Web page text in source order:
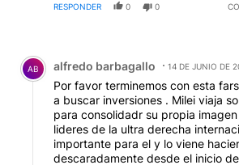
RESPONDER 0 0
Comentario de alfredo barbagallo.
AB alfredo barbagallo 14 DE JUNIO DE
Por favor terminemos con esta
a buscar inversiones . Milei viaja
para consolidadr su propia
lideres de la ultra derecha
importante para el y lo viene
descaradamente desde el inicio